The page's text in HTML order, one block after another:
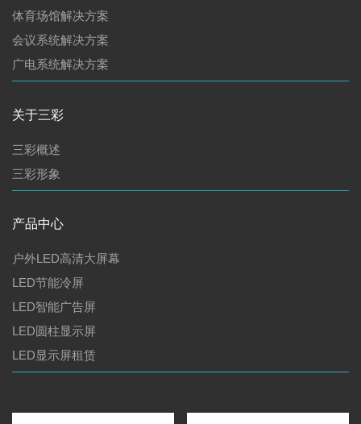
体育场馆解决方案
会议系统解决方案
广电系统解决方案
关于三彩
三彩概述
三彩形象
产品中心
户外LED高清大屏幕
LED节能冷屏
LED智能广告屏
LED圆柱显示屏
LED显示屏租赁